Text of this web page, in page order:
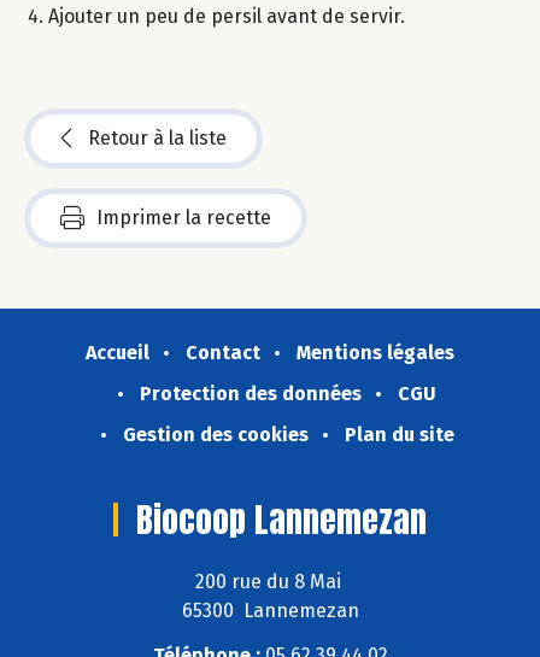
Ajouter un peu de persil avant de servir.
Retour à la liste
Imprimer la recette
Accueil Contact
Mentions légales
Protection des données
CGU
Gestion des cookies
Plan du site
Biocoop Lannemezan
200 rue du 8 Mai
65300 Lannemezan